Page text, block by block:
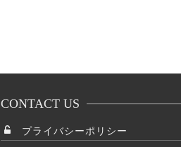
CONTACT US
プライバシーポリシー